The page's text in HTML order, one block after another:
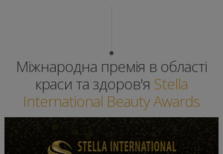
Міжнародна премія в області
краси та здоров'я Stella
International Beauty Awards